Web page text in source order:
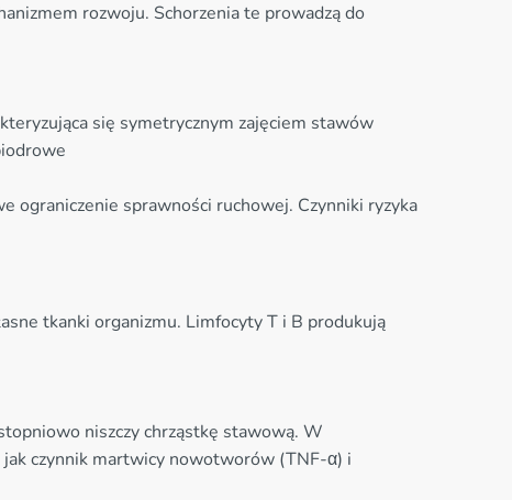
rozwoju. Schorzenia te prowadzą do
się symetrycznym zajęciem stawów
ograniczenie sprawności ruchowej. Czynniki ryzyka
tkanki organizmu. Limfocyty T i B produkują
niszczy chrząstkę stawową. W
czynnik martwicy nowotworów (TNF-α) i